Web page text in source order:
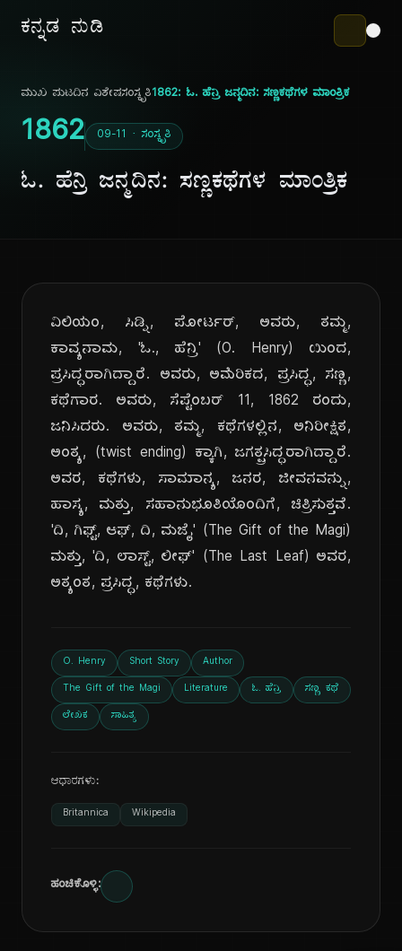
ಕನ್ನಡ ನುಡಿ
ಮುಖ ಪುಟದಿನ ವಿಶೇಷಸಂಸ್ಕೃತಿ1862: ಓ. ಹೆನ್ರಿ ಜನ್ಮದಿನ: ಸಣ್ಣಕಥೆಗಳ ಮಾಂತ್ರಿಕ
1862 09-11 · ಸಂಸ್ಕೃತಿ
ಓ. ಹೆನ್ರಿ ಜನ್ಮದಿನ: ಸಣ್ಣಕಥೆಗಳ ಮಾಂತ್ರಿಕ
ವಿಲಿಯಂ, ಸಿಡ್ನಿ, ಪೋರ್ಟರ್, ಅವರು, ತಮ್ಮ,
ಕಾವ್ಯನಾಮ, 'ಓ., ಹೆನ್ರಿ' (O. Henry) ಯಿಂದ,
ಪ್ರಸಿದ್ಧರಾಗಿದ್ದಾರೆ. ಅವರು, ಅಮೆರಿಕದ, ಪ್ರಸಿದ್ಧ, ಸಣ್ಣ,
ಕಥೆಗಾರ. ಅವರು, ಸೆಪ್ಟೆಂಬರ್ 11, 1862 ರಂದು,
ಜನಿಸಿದರು. ಅವರು, ತಮ್ಮ, ಕಥೆಗಳಲ್ಲಿನ, ಅನಿರೀಕ್ಷಿತ,
ಅಂತ್ಯ, (twist ending) ಕ್ಕಾಗಿ, ಜಗತ್ಪ್ರಸಿದ್ಧರಾಗಿದ್ದಾರೆ.
ಅವರ, ಕಥೆಗಳು, ಸಾಮಾನ್ಯ, ಜನರ, ಜೀವನವನ್ನು,
ಹಾಸ್ಯ, ಮತ್ತು, ಸಹಾನುಭೂತಿಯೊಂದಿಗೆ, ಚಿತ್ರಿಸುತ್ತವೆ.
'ದಿ, ಗಿಫ್ಟ್, ಆಫ್, ದಿ, ಮಜೈ' (The Gift of the Magi)
ಮತ್ತು, 'ದಿ, ಲಾಸ್ಟ್, ಲೀಫ್' (The Last Leaf) ಅವರ,
ಅತ್ಯಂತ, ಪ್ರಸಿದ್ಧ, ಕಥೆಗಳು.
O. Henry Short Story Author
The Gift of the Magi Literature ಓ. ಹೆನ್ರಿ ಸಣ್ಣ ಕಥೆ
ಲೇಖಕ ಸಾಹಿತ್ಯ
ಆಧಾರಗಳು:
Britannica Wikipedia
ಹಂಚಿಕೊಳ್ಳಿ: